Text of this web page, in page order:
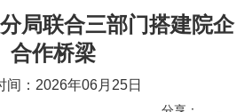
局联合三部门搭建院企
合作桥梁
间：2026年06月25日